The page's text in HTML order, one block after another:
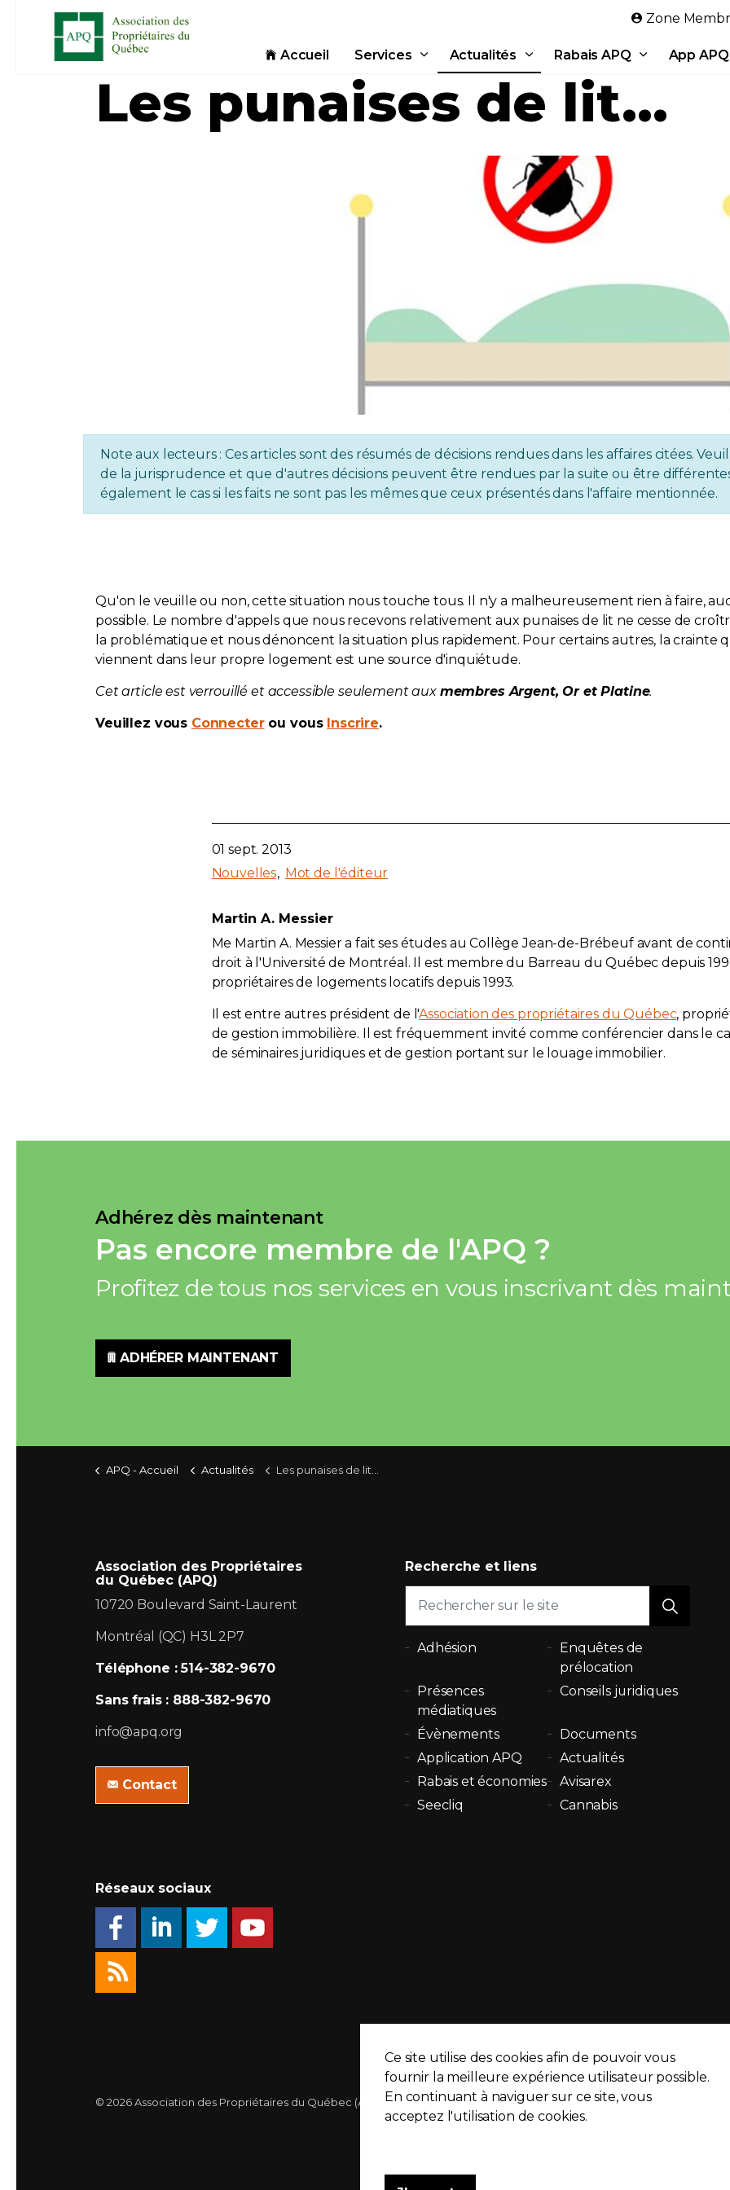
Accueil Services Actualités Rabais APQ App APQ
Zone
Les punaises de lit...
Note aux lecteurs : Ces articles sont des résumés de décisions rendues dans les affaires citées.
de la jurisprudence et que d'autres décisions peuvent être rendues par la suite ou être
également le cas si les faits ne sont pas les mêmes que ceux présentés dans l'affaire mentionnée.
Qu'on le veuille ou non, cette situation nous touche tous. Il n'y a malheureusement rien à faire,
possible. Le nombre d'appels que nous recevons relativement aux punaises de lit ne cesse de
la problématique et nous dénoncent la situation plus rapidement. Pour certains autres, la crainte
viennent dans leur propre logement est une source d'inquiétude.
Cet article est verrouillé et accessible seulement aux membres Argent, Or et Platine.
Veuillez vous Connecterou vous Inscrire.
01 sept. 2013
Nouvelles
Mot de l'éditeur
Martin A. Messier
Me Martin A. Messier a fait ses études au Collège Jean-de-Brébeuf avant de
droit à l'Université de Montréal. Il est membre du Barreau du Québec depuis
propriétaires de logements locatifs depuis 1993.
Il est entre autres président de l'Association des propriétaires du Québec,
de gestion immobilière. Il est fréquemment invité comme conférencier dans le
de séminaires juridiques et de gestion portant sur le louage immobilier.
Adhérez dès maintenant
Pas encore membre de l'APQ ?
Profitez de tous nos services en vous inscrivant dès
ADHÉRER MAINTENANT
APQ - Accueil Actualités Les punaises de lit...
Association des Propriétaires
du Québec (APQ)
10720 Boulevard Saint-Laurent
Montréal (QC) H3L 2P7
Téléphone : 514-382-9670
Sans frais : 888-382-9670
info@apq.org
Contact
Recherche et liens
Adhésion
Enquêtes de
prélocation
Présences
médiatiques
Conseils juridiques
Évènements
Documents
Application APQ
Actualités
Rabais et économies
Avisarex
Seecliq
Cannabis
Réseaux sociaux
© 2026 Association des Propriétaires du Québec (APQ) Politique de confidentialité Plan du site
Ce site utilise des cookies afin de pouvoir vous
fournir la meilleure expérience utilisateur possible.
En continuant à naviguer sur ce site, vous
acceptez l'utilisation de cookies.